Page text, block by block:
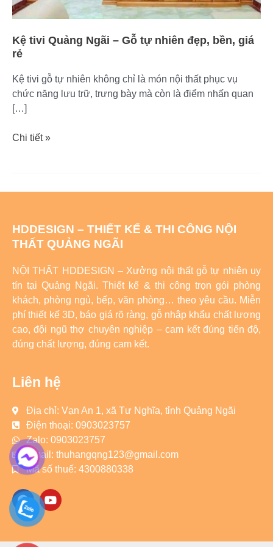
Kệ tivi Quảng Ngãi – Gỗ tự nhiên đẹp, bền, giá
rẻ
Kệ tivi gỗ tự nhiên không chỉ là món nội thất phục vụ
chức năng lưu trữ, trưng bày mà còn là điểm nhấn quan
[…]
Chi tiết »
HDDESIGN – THIẾT KẾ & THI CÔNG NỘI
THẤT QUẢNG NGÃI
NỘI THẤT HDDESIGN – Xưởng nội thất gỗ tự nhiên uy
tín tại Quảng Ngãi. Thiết kế & thi công trọn gói phòng
khách, phòng ngủ, bếp, văn phòng… theo yêu cầu. Miễn
phí thiết kế 3D, báo giá rõ ràng, gỗ nhập khẩu chất lượng
cao, đội ngũ thợ chuyên nghiệp – cam kết đúng tiến độ,
đúng chất lượng, đúng cam kết.
Liên hệ
Địa chỉ: Vạn An 1, xã Tư Nghĩa, tỉnh Quảng Ngãi
Điện thoại: 0903023757
Zalo: 0903023757
Email: thuhangqng123@gmail.com
Mã số thuế: 4300880338
F
a
c
e
Y
o